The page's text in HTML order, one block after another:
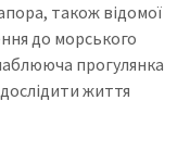
також відомої
до морського
прогулянка
життя